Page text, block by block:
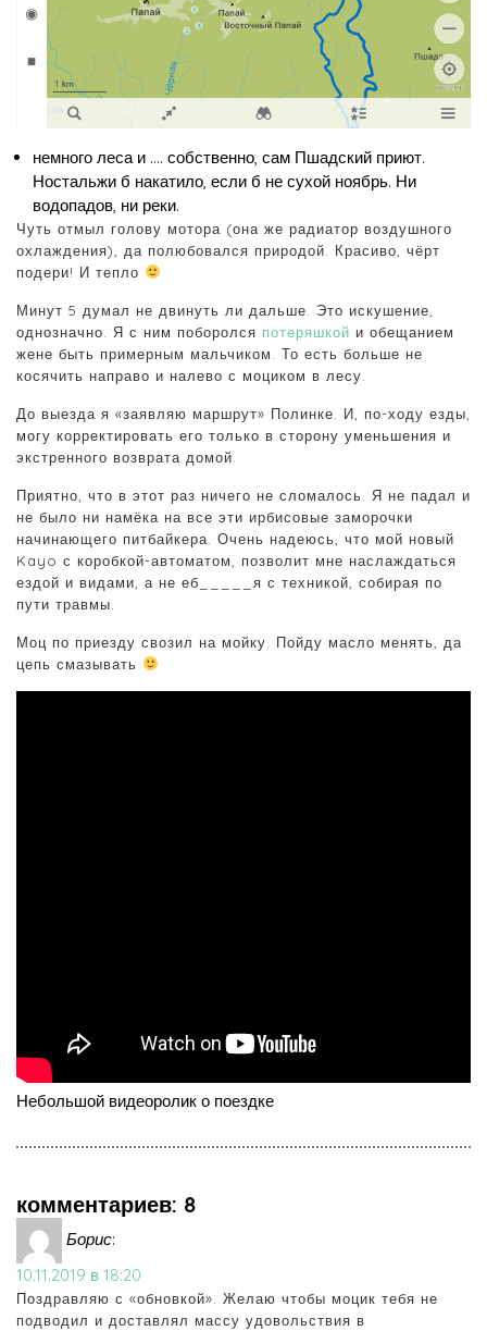
немного леса и …. собственно, сам Пшадский приют.
Ностальжи б накатило, если б не сухой ноябрь. Ни
водопадов, ни реки.
Чуть отмыл голову мотора (она же радиатор воздушного
охлаждения), да полюбовался природой. Красиво, чёрт
подери! И тепло
Минут 5 думал не двинуть ли дальше. Это искушение,
однозначно. Я с ним поборолся потеряшкой и обещанием
жене быть примерным мальчиком. То есть больше не
косячить направо и налево с моциком в лесу.
До выезда я «заявляю маршрут» Полинке. И, по-ходу езды,
могу корректировать его только в сторону уменьшения и
экстренного возврата домой.
Приятно, что в этот раз ничего не сломалось. Я не падал и
не было ни намёка на все эти ирбисовые заморочки
начинающего питбайкера. Очень надеюсь, что мой новый
Kayo с коробкой-автоматом, позволит мне наслаждаться
ездой и видами, а не еб_____я с техникой, собирая по
пути травмы.
Моц по приезду свозил на мойку. Пойду масло менять, да
цепь смазывать
Небольшой видеоролик о поездке
комментариев: 8
Борис:
10.11.2019 в 18:20
Поздравляю с «обновкой». Желаю чтобы моцик тебя не
подводил и доставлял массу удовольствия в